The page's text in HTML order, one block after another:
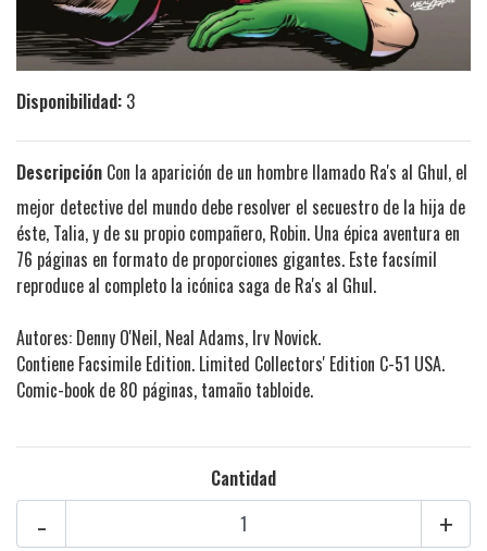
Disponibilidad: 3
Descripción Con la aparición de un hombre llamado Ra's al Ghul, el
mejor detective del mundo debe resolver el secuestro de la hija de
éste, Talia, y de su propio compañero, Robin. Una épica aventura en
76 páginas en formato de proporciones gigantes. Este facsímil
reproduce al completo la icónica saga de Ra's al Ghul.
Autores: Denny O'Neil, Neal Adams, Irv Novick.
Contiene Facsimile Edition. Limited Collectors' Edition C-51 USA.
Comic-book de 80 páginas, tamaño tabloide.
Cantidad
+
-